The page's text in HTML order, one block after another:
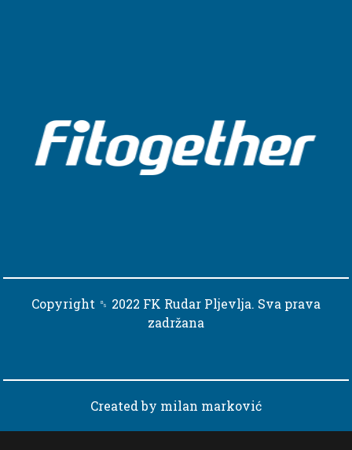
Copyright ␈ 2022 FK Rudar Pljevlja. Sva prava
zadržana
Created by milan marković